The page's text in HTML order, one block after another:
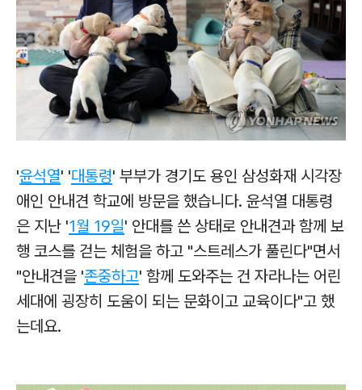
'윤석열' '대통령' 부부가 경기도 용인 삼성화재 시각장
애인 안내견 학교에 방문을 했습니다. 윤석열 대통령
은 지난 '1월 19일' 안대를 쓴 상태로 안내견과 함께 보
행 코스를 걷는 체험을 하고 "스트레스가 풀린다"면서
"안내견을 '존중하고' 함께 도와주는 건 자라나는 어린
세대에 굉장히 도움이 되는 문화이고 교육이다"고 했
는데요.